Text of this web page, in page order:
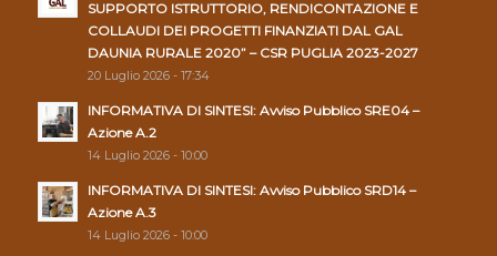
SUPPORTO ISTRUTTORIO, RENDICONTAZIONE E
COLLAUDI DEI PROGETTI FINANZIATI DAL GAL
DAUNIA RURALE 2020” – CSR PUGLIA 2023-2027
20 Luglio 2026 - 17:34
INFORMATIVA DI SINTESI: Avviso Pubblico SRE04 –
Azione A.2
14 Luglio 2026 - 10:00
INFORMATIVA DI SINTESI: Avviso Pubblico SRD14 –
Azione A.3
14 Luglio 2026 - 10:00